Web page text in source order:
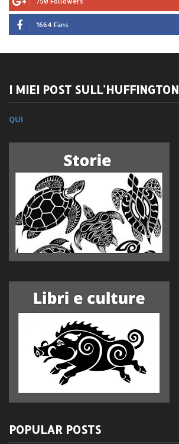
1664 Fans
I MIEI POST SULL'HUFFINGTON
QUI
POPULAR POSTS